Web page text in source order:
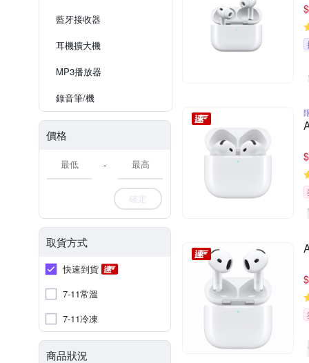
藍牙接收器
耳機擴大機
MP3播放器
錄音筆/機
價格
-
確定
取貨方式
快速到貨
7-11常溫
7-11冷凍
商品狀況
$
$
$